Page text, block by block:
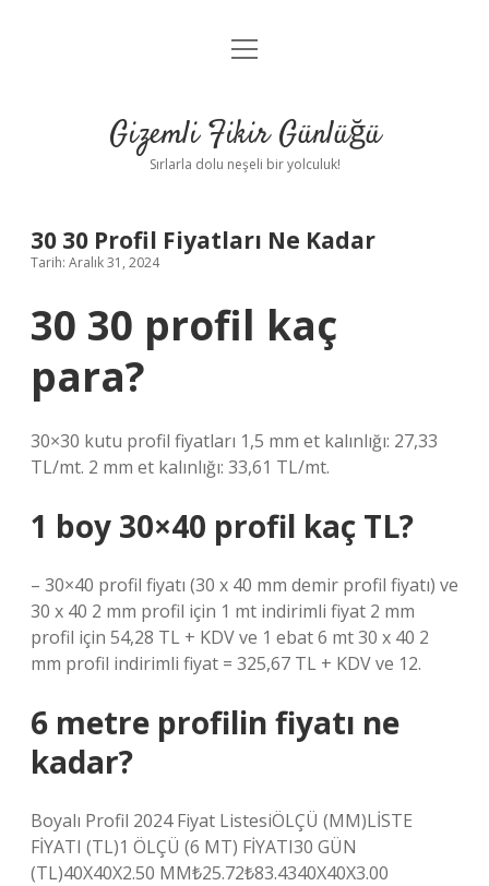
Anasayfa
Yasal Uyarı
menüyü
Gizemli Fikir Günlüğü
Sırlarla dolu neşeli bir yolculuk!
30 30 Profil Fiyatları Ne Kadar
Tarih: Aralık 31, 2024
30 30 profil kaç
para?
30×30 kutu profil fiyatları 1,5 mm et kalınlığı: 27,33
TL/mt. 2 mm et kalınlığı: 33,61 TL/mt.
1 boy 30×40 profil kaç TL?
– 30×40 profil fiyatı (30 x 40 mm demir profil fiyatı) ve
30 x 40 2 mm profil için 1 mt indirimli fiyat 2 mm
profil için 54,28 TL + KDV ve 1 ebat 6 mt 30 x 40 2
mm profil indirimli fiyat = 325,67 TL + KDV ve 12.
6 metre profilin fiyatı ne
kadar?
Boyalı Profil 2024 Fiyat ListesiÖLÇÜ (MM)LİSTE
FİYATI (TL)1 ÖLÇÜ (6 MT) FİYATI30 GÜN
(TL)40X40X2.50 MM₺25.72₺83.4340X40X3.00